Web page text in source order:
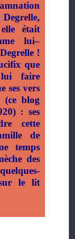
était
lui–
!
que
faire
ses vers
(ce blog
: ses
cette
de
temps
des
sur le lit